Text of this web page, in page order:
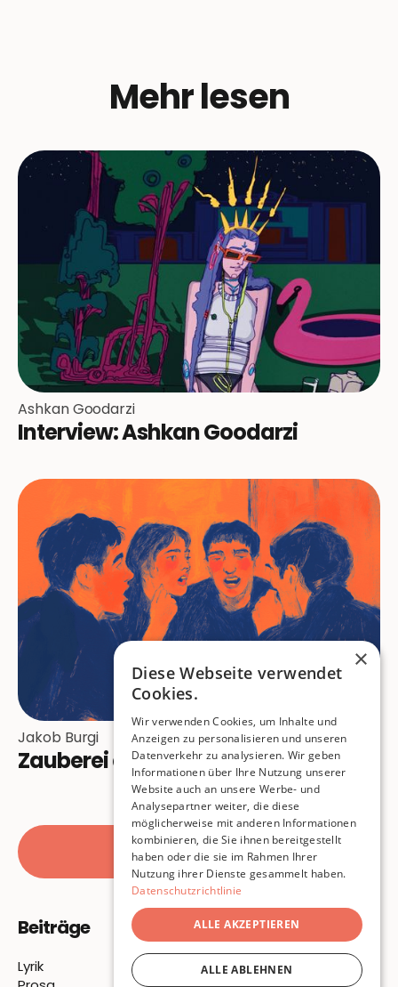
Mehr lesen
Ashkan Goodarzi
Interview: Ashkan Goodarzi
Jakob Burgi
Zauberei am Stammtisch
Alle Beiträge
Beiträge
Lyrik
Über Uns
Über Uns
×
Diese Webseite verwendet
Cookies.
Wir verwenden Cookies, um Inhalte und
Anzeigen zu personalisieren und unseren
Datenverkehr zu analysieren. Wir geben
Informationen über Ihre Nutzung unserer
Website auch an unsere Werbe- und
Analysepartner weiter, die diese
möglicherweise mit anderen Informationen
kombinieren, die Sie ihnen bereitgestellt
haben oder die sie im Rahmen Ihrer
Nutzung ihrer Dienste gesammelt haben.
Datenschutzrichtlinie
ALLE AKZEPTIEREN
ALLE ABLEHNEN